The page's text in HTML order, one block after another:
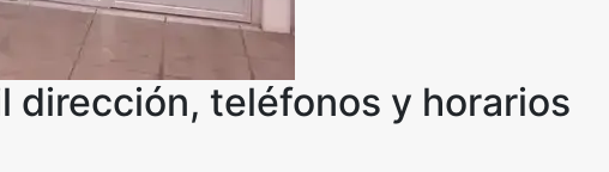
dirección, teléfonos y horarios